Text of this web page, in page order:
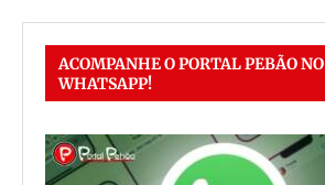
ACOMPANHE O PORTAL PEBÃO NO
WHATSAPP!